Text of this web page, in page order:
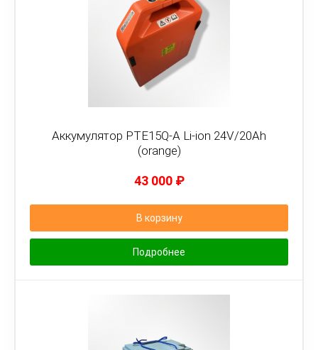
Аккумулятор PTE15Q-A Li-ion 24V/20Ah
(orange)
43 000 ₽
В корзину
Подробнее